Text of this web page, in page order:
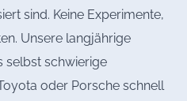
sind. Keine Experimente,
Unsere langjährige
selbst schwierige
oder Porsche schnell